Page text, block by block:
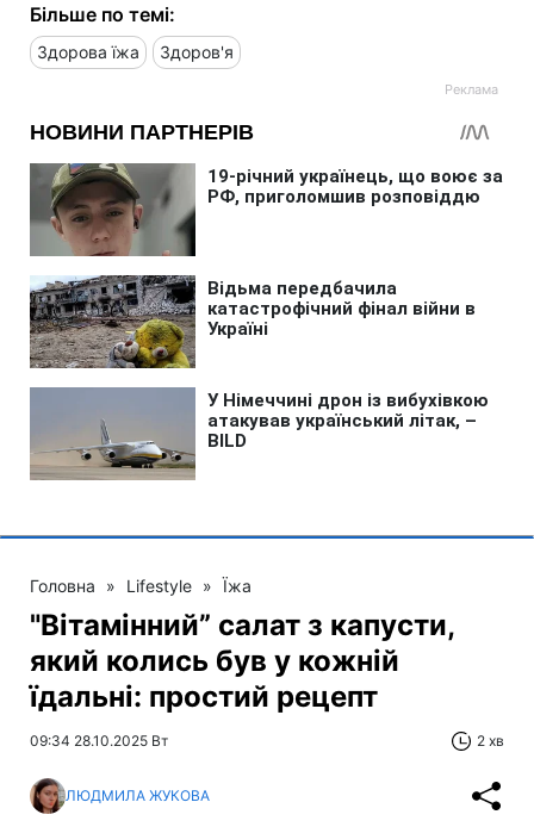
Більше по темі:
Здорова їжа Здоров'я
Головна » Lifestyle » Їжа
"Вітамінний” салат з капусти,
який колись був у кожній
їдальні: простий рецепт
09:34 28.10.2025 Вт 2 хв
ЛЮДМИЛА ЖУКОВА